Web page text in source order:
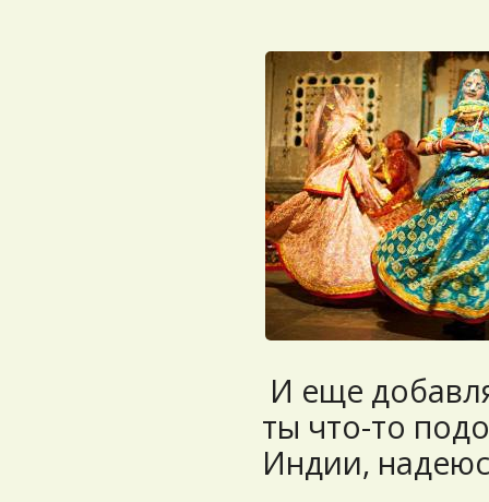
И еще
ты что-то
Индии,